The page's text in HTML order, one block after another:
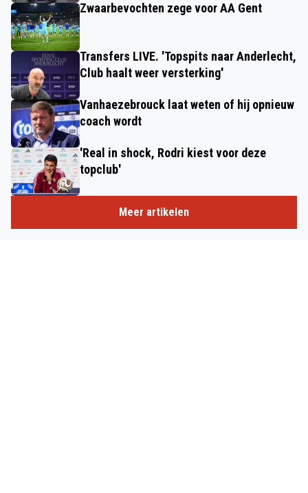
Zwaarbevochten zege voor AA Gent
Transfers LIVE. 'Topspits naar Anderlecht,
Club haalt weer versterking'
Vanhaezebrouck laat weten of hij opnieuw
coach wordt
'Real in shock, Rodri kiest voor deze
topclub'
Meer artikelen